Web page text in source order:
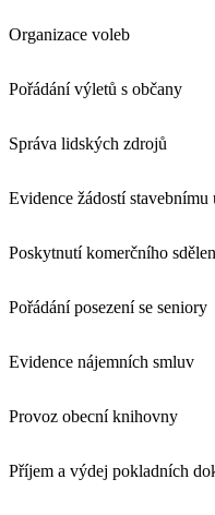
Organizace voleb
Pořádání výletů s občany
Správa lidských zdrojů
Evidence žádostí stavebnímu
Poskytnutí komerčního
Pořádání posezení se seniory
Evidence nájemních smluv
Provoz obecní knihovny
Příjem a výdej pokladních